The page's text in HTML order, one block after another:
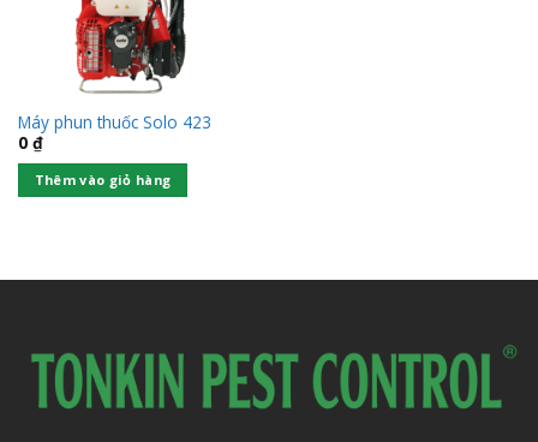
Máy phun thuốc Solo 423
0 ₫
Thêm vào giỏ hàng